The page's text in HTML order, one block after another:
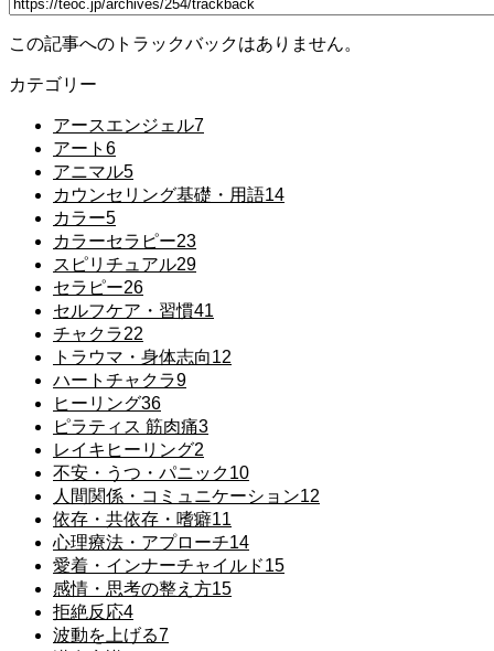
この記事へのトラックバックはありません。
カテゴリー
アースエンジェル7
アート 6
アニマル5
カウンセリング基礎・用語14
カラー5
カラーセラピー23
スピリチュアル29
セラピー26
セルフケア・習慣41
チャクラ22
トラウマ・身体志向12
ハートチャクラ9
ヒーリング36
ピラティス 筋肉痛3
レイキヒーリング2
不安・うつ・パニック10
人間関係・コミュニケーション12
依存・共依存・嗜癖11
心理療法・アプローチ14
愛着・インナーチャイルド15
感情・思考の整え方15
拒絶反応4
波動を上げる7